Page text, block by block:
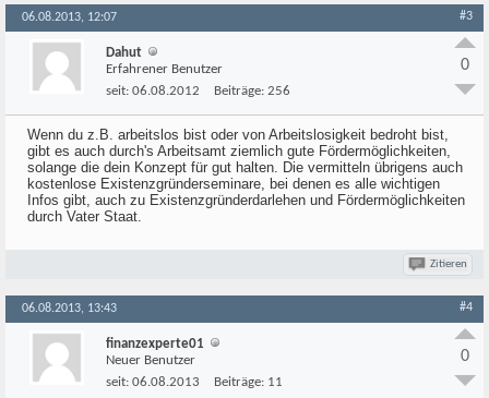
06.08.2013, 12:07 #3
Dahut
Erfahrener Benutzer
seit: 06.08.2012 Beiträge: 256
0
Wenn du z.B. arbeitslos bist oder von Arbeitslosigkeit bedroht bist,
gibt es auch durch's Arbeitsamt ziemlich gute Fördermöglichkeiten,
solange die dein Konzept für gut halten. Die vermitteln übrigens auch
kostenlose Existenzgründerseminare, bei denen es alle wichtigen
Infos gibt, auch zu Existenzgründerdarlehen und Fördermöglichkeiten
durch Vater Staat.
Zitieren
06.08.2013, 13:43 #4
finanzexperte01
Neuer Benutzer
seit: 06.08.2013 Beiträge: 11
0